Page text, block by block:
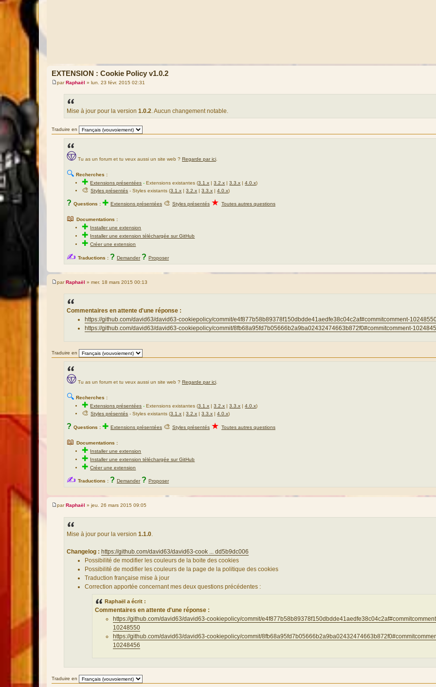
EXTENSION : Cookie Policy v1.0.2
M
parRaphaël » lun. 23 févr. 2015 02:31
Mise à jour pour la version 1.0.2. Aucun changement notable.
Traduire en
Tu as un forum et tu veux aussi un site web ? Regarde par ici
🔍 Recherches :
✚Extensions présentées -Extensions existantes (3.1.x |3.2.x |3.3.x |4.0.x)
🎨Styles présentés - Styles existants (3.1.x |3.2.x |3.3.x |4.0.x)
? Questions : ✚ Extensions présentées 🎨 Styles présentés ★ Toutes autres questions
📖 Documentations :
✚ Installer une extension
✚ Installer une extension téléchargée sur GitHub
✚Créer une extension
✍ Traductions : ? Demander ? Proposer
M
parRaphaël » mer. 18 mars 2015 00:13
Commentaires en attente d'une réponse :
https://github.com/david63/david63-cookiepolicy/commit/e4f877b58b89378f150dbdde41aedfe38c04c2af#commitcomment-
https://github.com/david63/david63-cookiepolicy/commit/8fb68a95fd7b05666b2a9ba02432474663b872f0#commitcomment-
Traduire en
Tu as un forum et tu veux aussi un site web ? Regarde par ici
🔍 Recherches :
✚Extensions présentées -Extensions existantes (3.1.x |3.2.x |3.3.x |4.0.x)
🎨Styles présentés - Styles existants (3.1.x |3.2.x |3.3.x |4.0.x)
? Questions : ✚ Extensions présentées 🎨 Styles présentés ★ Toutes autres questions
📖 Documentations :
✚ Installer une extension
✚ Installer une extension téléchargée sur GitHub
✚Créer une extension
✍ Traductions : ? Demander ? Proposer
par Raphaël » jeu. 26 mars 2015 09:05
Mise à jour pour la version 1.1.0
Changelog : https://github.com/david63/david63-cook ... dd5b9dc006
Possibilité de modifier les couleurs de la boite des cookies
Possibilité de modifier les couleurs de la page de la politique des cookies
Traduction française mise à jour
Correction apportée concernant mes deux questions précédentes :
Raphaël a écrit :
Commentaires en attente d'une réponse :
https://github.com/david63/david63-cookiepolicy/commit/
10248550
https://github.com/david63/david63-cookiepolicy/commit/
10248456
Traduire en